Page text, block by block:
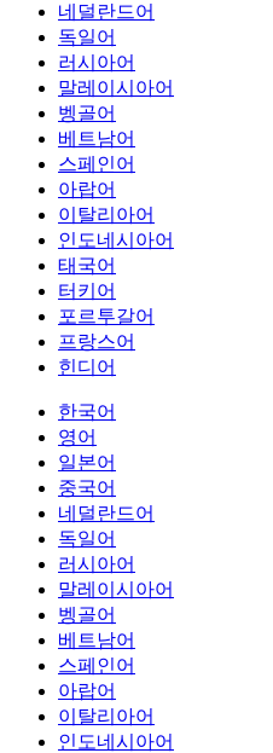
네덜란드어
독일어
러시아어
말레이시아어
벵골어
베트남어
스페인어
아랍어
이탈리아어
인도네시아어
태국어
터키어
포르투갈어
프랑스어
힌디어
한국어
영어
일본어
중국어
네덜란드어
독일어
러시아어
말레이시아어
벵골어
베트남어
스페인어
아랍어
이탈리아어
인도네시아어